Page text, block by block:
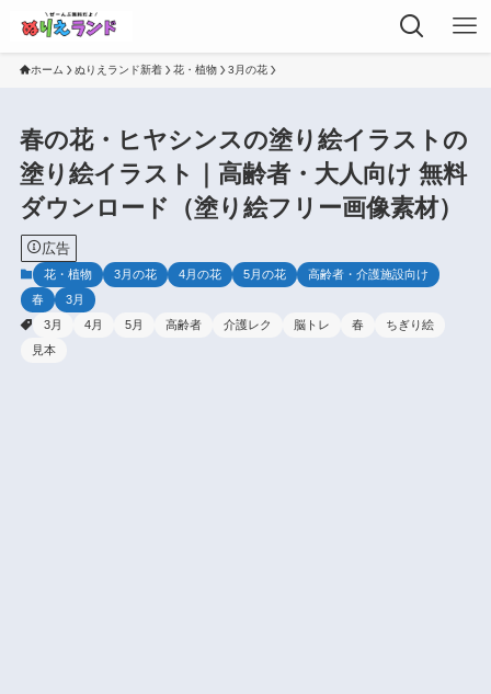
ホーム ぬりえランド新着 花・植物 3月の花
春の花・ヒヤシンスの塗り絵イラストの
塗り絵イラスト｜高齢者・大人向け 無料
ダウンロード（塗り絵フリー画像素材）
広告
花・植物 3月の花 4月の花 5月の花
高齢者・介護施設向け
春
3月
3月
4月 5月 高齢者 介護レク 脳トレ 春
ちぎり絵
見本